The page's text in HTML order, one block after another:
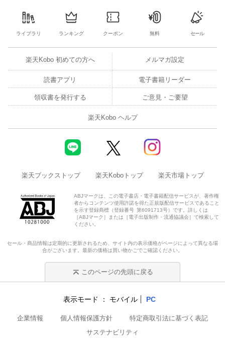
ライブラリ ランキング クーポン 無料 セール
楽天Kobo 初めての方へ メルマガ設定
読書アプリ 電子書籍リーダー
領収書を発行する ご意見・ご要望
楽天Kobo ヘルプ
楽天ブックストップ 楽天Koboトップ 楽天市場トップ
ABJマークは、この電子書店・電子書籍配信サービスが、著作権
者からコンテンツ使用許諾を得た正規版配信サービスであること
を示す登録商標（登録番号 第6091713号）です。詳しくは
［ABJマーク］または［電子出版制作・流通協議会］で検索して
ください。
セール・商品情報は定期的に更新されるため、サイト内の表示価格がページによって異なる場
合がございます。最新の価格は買い物かごでご確認ください。
このページの先頭に戻る
表示モード モバイル PC
企業情報 個人情報保護方針
特定商取引法に基づく表記
サステナビリティ